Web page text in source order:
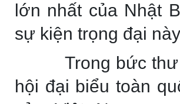
lớn nhất của Nhật
sự kiện trọng đại
Trong bức
hội đại biểu toàn